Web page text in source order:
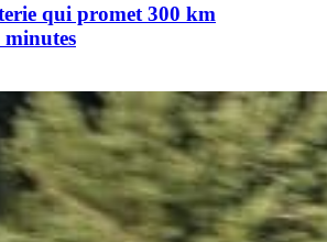
qui promet 300 km
minutes